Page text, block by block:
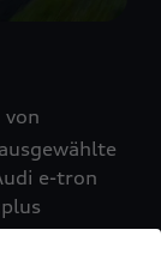
von
e-tron